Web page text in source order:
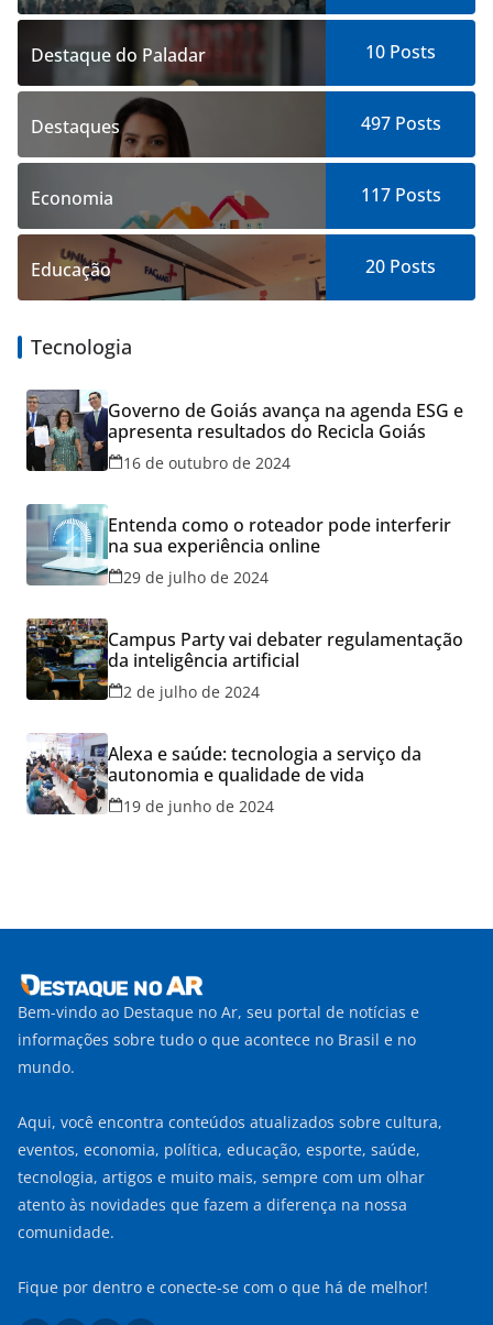
Destaque do Paladar 10 Posts
Destaques 497Posts
Economia 117Posts
Educação 20 Posts
Tecnologia
Governo de Goiás avança na agenda ESG e
apresenta resultados do Recicla Goiás
16 de outubro de 2024
Entenda como o roteador pode interferir
na sua experiência online
29 de julho de 2024
Campus Party vai debater regulamentação
da inteligência artificial
2 de julho de 2024
Alexa e saúde: tecnologia a serviço da
autonomia e qualidade de vida
19 de junho de 2024
Bem-vindo ao Destaque no Ar, seu portal de notícias e
informações sobre tudo o que acontece no Brasil e no
mundo.
Aqui, você encontra conteúdos atualizados sobre cultura,
eventos, economia, política, educação, esporte, saúde,
tecnologia, artigos e muito mais, sempre com um olhar
atento às novidades que fazem a diferença na nossa
comunidade.
Fique por dentro e conecte-se com o que há de melhor!